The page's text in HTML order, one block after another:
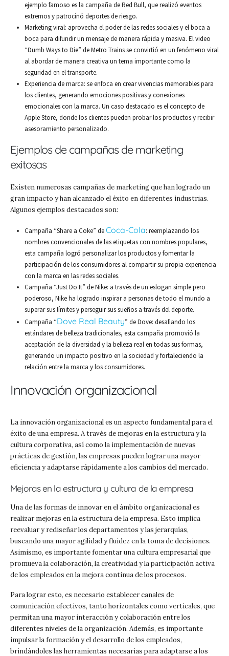
ejemplo famoso es la campaña de Red Bull, que realizó eventos
extremos y patrocinó deportes de riesgo.
Marketing viral: aprovecha el poder de las redes sociales y el boca a
boca para difundir un mensaje de manera rápida y masiva. El video
“Dumb Ways to Die” de Metro Trains se convirtió en un fenómeno viral
al abordar de manera creativa un tema importante como la
seguridad en el transporte.
Experiencia de marca: se enfoca en crear vivencias memorables para
los clientes, generando emociones positivas y conexiones
emocionales con la marca. Un caso destacado es el concepto de
Apple Store, donde los clientes pueden probar los productos y recibir
asesoramiento personalizado.
Ejemplos de campañas de marketing
exitosas
Existen numerosas campañas de marketing que han logrado un
gran impacto y han alcanzado el éxito en diferentes industrias.
Algunos ejemplos destacados son:
Campaña “Share a Coke” deCoca-Cola: reemplazando los
nombres convencionales de las etiquetas con nombres populares,
esta campaña logró personalizar los productos y fomentar la
participación de los consumidores al compartir su propia experiencia
con la marca en las redes sociales.
Campaña “Just Do It” de Nike: a través de un eslogan simple pero
poderoso, Nike ha logrado inspirar a personas de todo el mundo a
superar sus límites y perseguir sus sueños a través del deporte.
Campaña “Dove Real Beauty” de Dove: desafiando los
estándares de belleza tradicionales, esta campaña promovió la
aceptación de la diversidad y la belleza real en todas sus formas,
generando un impacto positivo en la sociedad y fortaleciendo la
relación entre la marca y los consumidores.
Innovación organizacional
La innovación organizacional es un aspecto fundamental para el
éxito de una empresa. A través de mejoras en la estructura y la
cultura corporativa, así como la implementación de nuevas
prácticas de gestión, las empresas pueden lograr una mayor
eficiencia y adaptarse rápidamente a los cambios del mercado.
Mejoras en la estructura y cultura de la empresa
Una de las formas de innovar en el ámbito organizacional es
realizar mejoras en la estructura de la empresa. Esto implica
reevaluar y rediseñar los departamentos y las jerarquías,
buscando una mayor agilidad y fluidez en la toma de decisiones.
Asimismo, es importante fomentar una cultura empresarial que
promueva la colaboración, la creatividad y la participación activa
de los empleados en la mejora continua de los procesos.
Para lograr esto, es necesario establecer canales de
comunicación efectivos, tanto horizontales como verticales, que
permitan una mayor interacción y colaboración entre los
diferentes niveles de la organización. Además, es importante
impulsar la formación y el desarrollo de los empleados,
brindándoles las herramientas necesarias para adaptarse a los